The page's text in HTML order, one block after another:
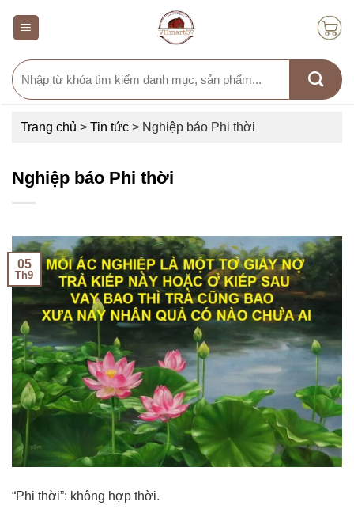
Search
for:
Trang chủ > Tin tức > Nghiệp báo Phi thời
Nghiệp báo Phi thời
05
Th9
“Phi thời”: không hợp thời.